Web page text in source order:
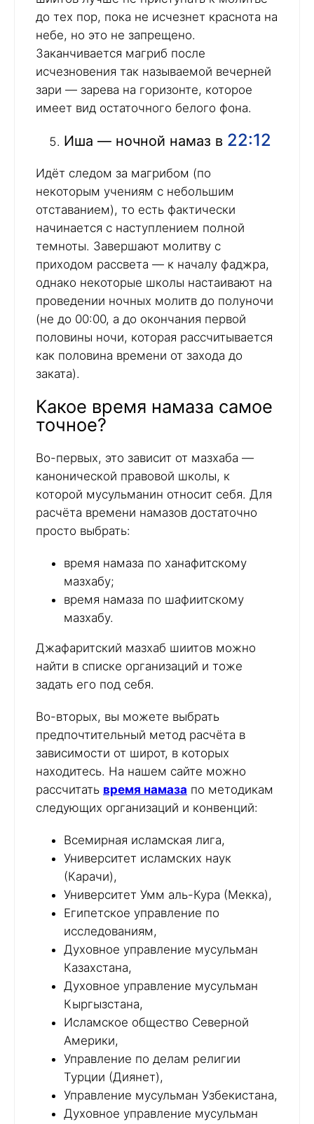
до тех пор, пока не исчезнет краснота на
небе, но это не запрещено.
Заканчивается магриб после
исчезновения так называемой вечерней
зари — зарева на горизонте, которое
имеет вид остаточного белого фона.
Иша — ночной намаз в 22:12
Идёт следом за магрибом (по
некоторым учениям с небольшим
отставанием), то есть фактически
начинается с наступлением полной
темноты. Завершают молитву с
приходом рассвета — к началу фаджра,
однако некоторые школы настаивают на
проведении ночных молитв до полуночи
(не до 00:00, а до окончания первой
половины ночи, которая рассчитывается
как половина времени от захода до
заката).
Какое время намаза самое
точное?
Во-первых, это зависит от мазхаба —
канонической правовой школы, к
которой мусульманин относит себя. Для
расчёта времени намазов достаточно
просто выбрать:
время намаза по ханафитскому
мазхабу;
время намаза по шафиитскому
мазхабу.
Джафаритский мазхаб шиитов можно
найти в списке организаций и тоже
задать его под себя.
Во-вторых, вы можете выбрать
предпочтительный метод расчёта в
зависимости от широт, в которых
находитесь. На нашем сайте можно
рассчитать время намаза по методикам
следующих организаций и конвенций:
Всемирная исламская лига,
Университет исламских наук
(Карачи),
Университет Умм аль-Кура (Мекка),
Египетское управление по
исследованиям,
Духовное управление мусульман
Казахстана,
Духовное управление мусульман
Кыргызстана,
Исламское общество Северной
Америки,
Управление по делам религии
Турции (Диянет),
Управление мусульман Узбекистана,
Духовное управление мусульман